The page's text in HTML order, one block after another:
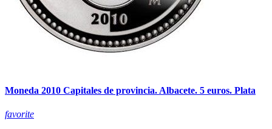
Moneda 2010 Capitales de provincia. Albacete. 5 euros. Plata
favorite